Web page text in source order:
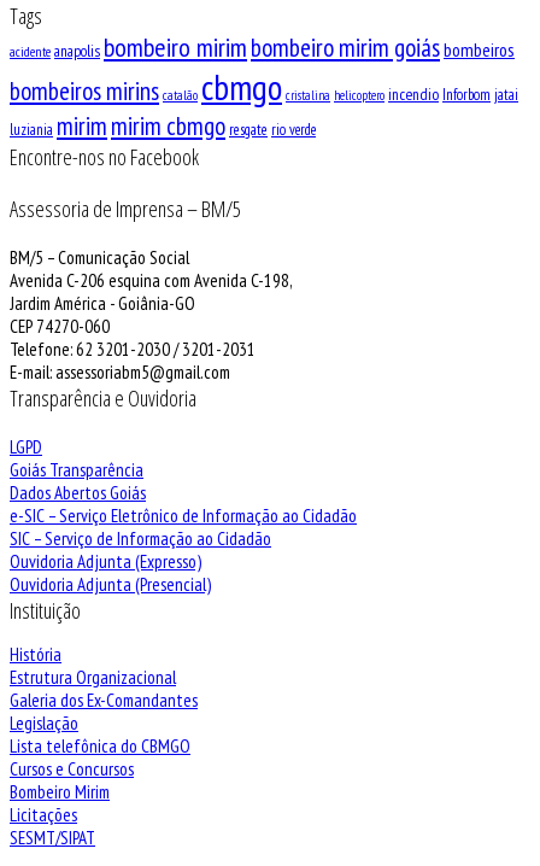
Tags
acidente anapolis bombeiro mirimbombeiro mirim goiásbombeiros
bombeiros mirins catalão cbmgo cristalina helicoptero incendio Inforbom jatai
luziania mirimmirim cbmgo resgate rio verde
Encontre-nos no Facebook
Assessoria de Imprensa – BM/5
BM/5 – Comunicação Social
Avenida C-206 esquina com Avenida C-198,
Jardim América - Goiânia-GO
CEP 74270-060
Telefone: 62 3201-2030 / 3201-2031
E-mail: assessoriabm5@gmail.com
Transparência e Ouvidoria
LGPD
Goiás Transparência
Dados Abertos Goiás
e-SIC – Serviço Eletrônico de Informação ao Cidadão
SIC – Serviço de Informação ao Cidadão
Ouvidoria Adjunta (Expresso)
Ouvidoria Adjunta (Presencial)
Instituição
História
Estrutura Organizacional
Galeria dos Ex-Comandantes
Legislação
Lista telefônica do CBMGO
Cursos e Concursos
Bombeiro Mirim
Licitações
SESMT/SIPAT